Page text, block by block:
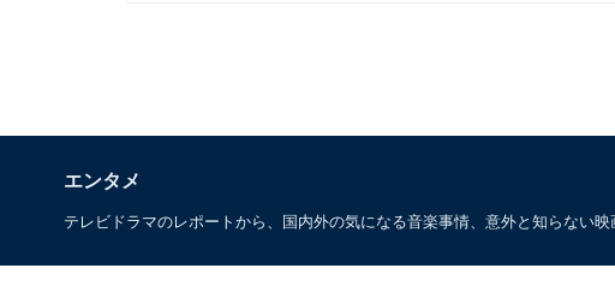
エンタメ
テレビドラマのレポートから、国内外の気になる音楽事情、意外と知らない